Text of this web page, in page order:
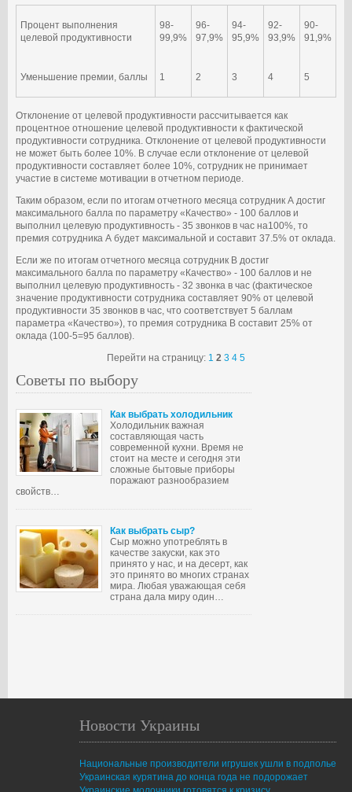
Процент выполнения
целевой продуктивности
98-
99,9%
96-
97,9%
94-
95,9%
92-
93,9%
90-
91,9%
Уменьшение премии, баллы 1 2 3 4 5
Отклонение от целевой продуктивности рассчитывается как
процентное отношение целевой продуктивности к фактической
продуктивности сотрудника. Отклонение от целевой продуктивности
не может быть более 10%. В случае если отклонение от целевой
продуктивности составляет более 10%, сотрудник не принимает
участие в системе мотивации в отчетном периоде.
Таким образом, если по итогам отчетного месяца сотрудник А достиг
максимального балла по параметру «Качество» - 100 баллов и
выполнил целевую продуктивность - 35 звонков в час на100%, то
премия сотрудника А будет максимальной и составит 37.5% от оклада.
Если же по итогам отчетного месяца сотрудник В достиг
максимального балла по параметру «Качество» - 100 баллов и не
выполнил целевую продуктивность - 32 звонка в час (фактическое
значение продуктивности сотрудника составляет 90% от целевой
продуктивности 35 звонков в час, что соответствует 5 баллам
параметра «Качество»), то премия сотрудника В составит 25% от
оклада (100-5=95 баллов).
Перейти на страницу: 1 2 3 4 5
Советы по выбору
Как выбрать холодильник
Холодильник важная
составляющая часть
современной кухни. Время не
стоит на месте и сегодня эти
сложные бытовые приборы
поражают разнообразием
свойств…
Как выбрать сыр?
Сыр можно употреблять в
качестве закуски, как это
принято у нас, и на десерт, как
это принято во многих странах
мира. Любая уважающая себя
страна дала миру один…
Новости Украины
Национальные производители игрушек ушли в подполье
Украинская курятина до конца года не подорожает